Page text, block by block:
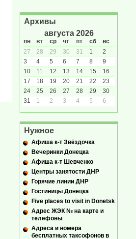
Архивы
августа 2026
пн вт ср чт пт сб
вс
27
28 29 30 31 1
2
3
4 5 6 7 8
9
10
11 12 13 14 15
16
17
18 19 20 21 22
23
24
25 26 27 28 29
30
31
1 2 3 4 5 6
Нужное
Афиша к-т Звёздочка
Вечеринки Донецка
Афиша к-т Шевченко
Центры занятости ДНР
Горячие линии ДНР
Гостиницы Донецка
Five places to visit in Donetsk
Адрес ЖЭК № на карте и
телефоны
Адреса и номера
бесплатных таксофонов в